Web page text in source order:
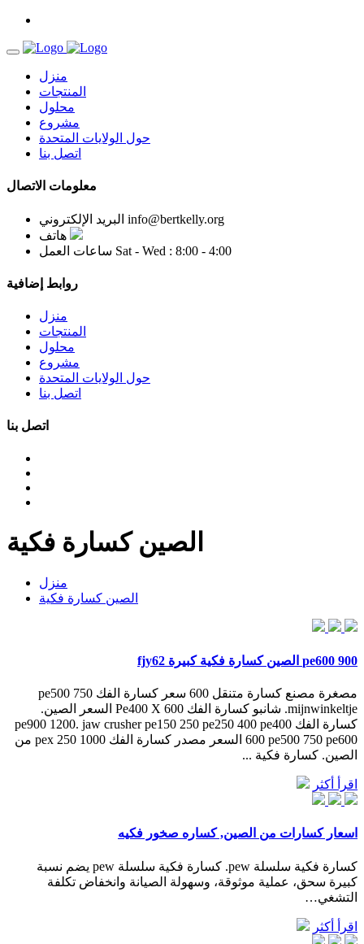
منزل
المنتجات
محلول
مشروع
حول الولايات المتحدة
اتصل بنا
معلومات الاتصال
البريد الإلكتروني info@bertkelly.org
هاتف
ساعات العمل Sat - Wed : 8:00 - 4:00
روابط إضافية
منزل
المنتجات
محلول
مشروع
حول الولايات المتحدة
اتصل بنا
اتصل بنا
الصين كسارة فكية
منزل
الصين كسارة فكية
pe600 900 الصين كسارة فكية كبيرة fjy62
مصغرة مصنع كسارة متنقل 600 سعر كسارة الفك pe500 750
mijnwinkeltje. شانبو كسارة الفك Pe400 X 600 السعر الصين.
كسارة الفك pe900 1200. jaw crusher pe150 250 pe250 400 pe400
600 pe500 750 pe600 السعر مصدر كسارة الفك pex 250 1000 من
الصين. كسارة فكية ...
اقرأ أكثر
اسعار كسارات من الصين, كساره صخور فكيه
كسارة فكية سلسلة pew. كسارة فكية سلسلة pew يضم نسبة
كبيرة سحق، عملية موثوقة، وسهولة الصيانة وانخفاض تكلفة
التشغي…
اقرأ أكثر